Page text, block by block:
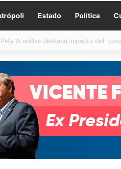
Estado Política
Villa de Pozos reporta reducción del